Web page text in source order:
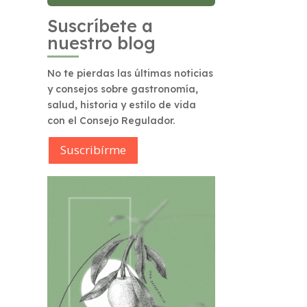
Suscríbete a
nuestro blog
No te pierdas las últimas noticias
y consejos sobre gastronomía,
salud, historia y estilo de vida
con el Consejo Regulador.
Suscribírme